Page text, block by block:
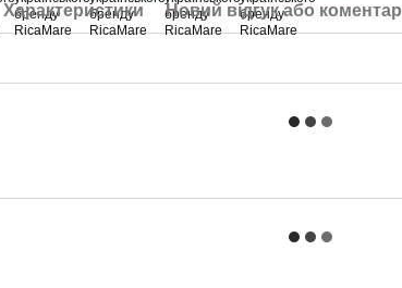
Характеристики Новий відгук або коментар